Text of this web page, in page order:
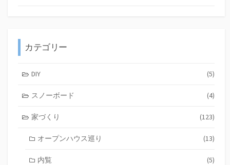
カテゴリー
DIY (5)
スノーボード (4)
家づくり (123)
オープンハウス巡り (13)
内覧 (5)